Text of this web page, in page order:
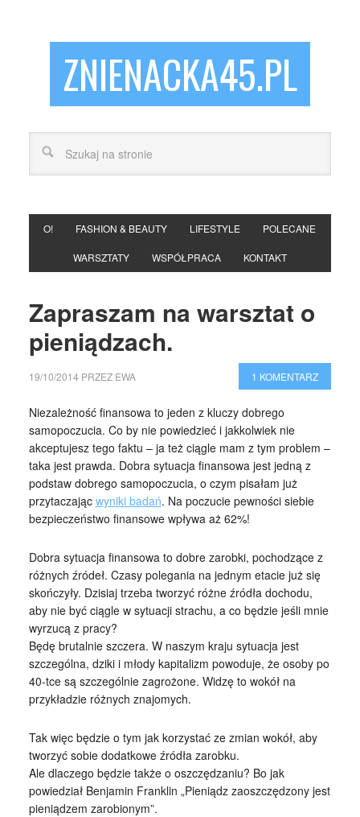
ZNIENACKA45.PL
O! FASHION & BEAUTY LIFESTYLE POLECANE
WARSZTATY WSPÓŁPRACA KONTAKT
Zapraszam na warsztat o
pieniądzach.
19/10/2014 PRZEZ EWA 1 KOMENTARZ
Niezależność finansowa to jeden z kluczy dobrego
samopoczucia. Co by nie powiedzieć i jakkolwiek nie
akceptujesz tego faktu – ja też ciągle mam z tym problem –
taka jest prawda. Dobra sytuacja finansowa jest jedną z
podstaw dobrego samopoczucia, o czym pisałam już
przytaczając wyniki badań. Na poczucie pewności siebie
bezpieczeństwo finansowe wpływa aż 62%!
Dobra sytuacja finansowa to dobre zarobki, pochodzące z
różnych źródeł. Czasy polegania na jednym etacie już się
skończyły. Dzisiaj trzeba tworzyć różne źródła dochodu,
aby nie być ciągle w sytuacji strachu, a co będzie jeśli mnie
wyrzucą z pracy?
Będę brutalnie szczera. W naszym kraju sytuacja jest
szczególna, dziki i młody kapitalizm powoduje, że osoby po
40-tce są szczególnie zagrożone. Widzę to wokół na
przykładzie różnych znajomych.
Tak więc będzie o tym jak korzystać ze zmian wokół, aby
tworzyć sobie dodatkowe źródła zarobku.
Ale dlaczego będzie także o oszczędzaniu? Bo jak
powiedział Benjamin Franklin „Pieniądz zaoszczędzony jest
pieniądzem zarobionym”.